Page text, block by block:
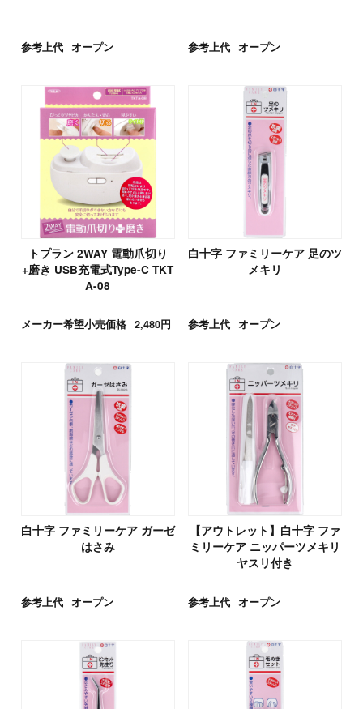
参考上代 オープン 参考上代 オープン
トプラン 2WAY 電動爪切り
+磨き USB充電式Type-C TKT
A-08
メーカー希望小売価格 2,480円
白十字 ファミリーケア 足のツ
メキリ
参考上代 オープン
白十字 ファミリーケア ガーゼ
はさみ
参考上代 オープン
【アウトレット】白十字 ファ
ミリーケア ニッパーツメキリ
ヤスリ付き
参考上代 オープン